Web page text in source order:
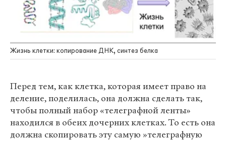
Жизнь клетки: копирование ДНК, синтез белка
Перед тем, как клетка, которая имеет право на
деление, поделилась, она должна сделать так,
чтобы полный набор «телеграфной ленты»
находился в обеих дочерних клетках. То есть она
должна скопировать эту самую »телеграфную